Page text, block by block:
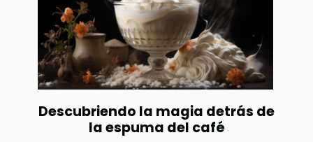
Descubriendo la magia detrás de
la espuma del café